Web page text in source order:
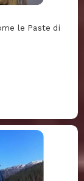
le Paste di